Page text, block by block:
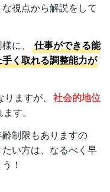
視点から解説をして
に、
仕事ができる能
く取れる調整能力が
りますが、 社会的地位
す。
制限もありますの
い方は、なるべく早
！